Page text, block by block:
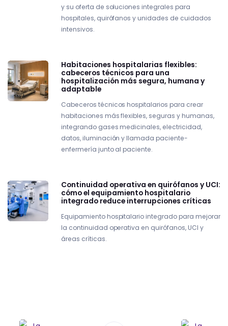
y su oferta de soluciones integrales para
hospitales, quirófanos y unidades de cuidados
intensivos.
Habitaciones hospitalarias flexibles:
cabeceros técnicos para una
hospitalización más segura, humana y
adaptable
Cabeceros técnicos hospitalarios para crear
habitaciones más flexibles, seguras y humanas,
integrando gases medicinales, electricidad,
datos, iluminación y llamada paciente-
enfermería junto al paciente.
Continuidad operativa en quirófanos y UCI:
cómo el equipamiento hospitalario
integrado reduce interrupciones críticas
Equipamiento hospitalario integrado para mejorar
la continuidad operativa en quirófanos, UCI y
áreas críticas.